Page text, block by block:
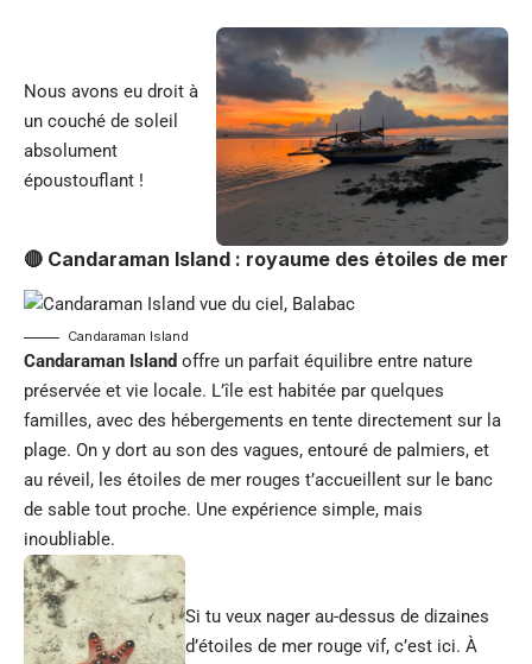
Nous avons eu droit à
un couché de soleil
absolument
époustouflant !
🔴 Candaraman Island : royaume des étoiles de mer
Candaraman Island
Candaraman Island offre un parfait équilibre entre nature
préservée et vie locale. L’île est habitée par quelques
familles, avec des hébergements en tente directement sur la
plage. On y dort au son des vagues, entouré de palmiers, et
au réveil, les étoiles de mer rouges t’accueillent sur le banc
de sable tout proche. Une expérience simple, mais
inoubliable.
Si tu veux nager au-dessus de dizaines
d’étoiles de mer rouge vif, c’est ici. À